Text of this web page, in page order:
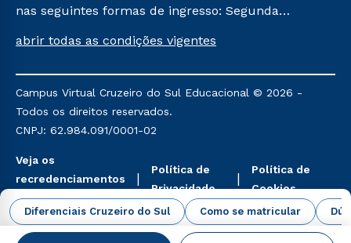
Diferenciais Cruzeiro do Sul Como se matricular
nas seguintes formas de ingresso: Segunda
Já para as demais, a taxa de matrícula será de R$
mencionadas são referentes aos cursos: Ensino
Religioso, Geografia para a Docência e Metodologia
do Ensino de História: Questões Atuais.
abrir todas as condições vigentes
Campus Virtual Cruzeiro do Sul Educacional © 2026 -
Todos os direitos reservados.
CNPJ: 62.984.091/0001-02
Veja os
recredenciamentos
aqui
Política de
Privacidade
Política de
Cookies